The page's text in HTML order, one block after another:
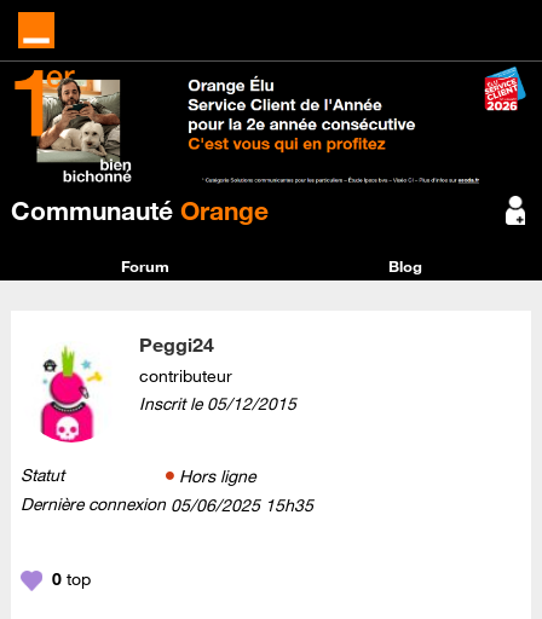
Communauté Orange
Forum Blog
Peggi24
contributeur
Inscrit le‎05/12/2015
Statut
Hors ligne
Dernière connexion ‎05/06/2025 15h35
0 top